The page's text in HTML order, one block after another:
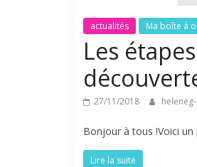
actualités Ma boîte à
Les
27/11/2018
Bonjour à tous !Voici
Lire la suite